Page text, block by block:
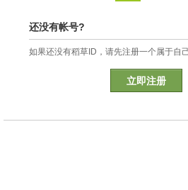
还没有帐号?
如果还没有稻草ID，请先注册一个属于自
立即注册